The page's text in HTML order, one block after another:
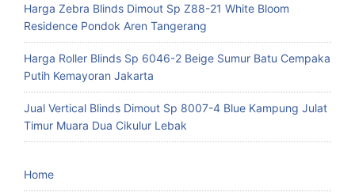
Harga Zebra Blinds Dimout Sp Z88-21 White Bloom
Residence Pondok Aren Tangerang
Harga Roller Blinds Sp 6046-2 Beige Sumur Batu Cempaka
Putih Kemayoran Jakarta
Jual Vertical Blinds Dimout Sp 8007-4 Blue Kampung Julat
Timur Muara Dua Cikulur Lebak
Home